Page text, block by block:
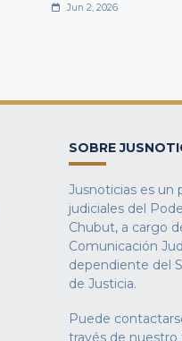
Jun 2, 2026
SOBRE
Jusnoticias es un
judiciales del
Chubut, a cargo
Comunicación
dependiente del
de Justicia.
Puede
través de nuestro